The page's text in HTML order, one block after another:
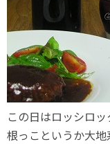
この日はロッシロッ
根っこというか大